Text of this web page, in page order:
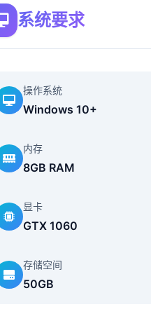
主人公在异地带中也必须打着
零工来维持生计，在铁匠铺帮
教会里帮修女们整理书架……等
怪？
系统要求
操作系统
Windows 10+
内存
8GB RAM
显卡
GTX 1060
存储空间
50GB